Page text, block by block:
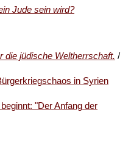
Jude sein wird?
die jüdische Weltherrschaft. /
in Syrien
"Der Anfang der